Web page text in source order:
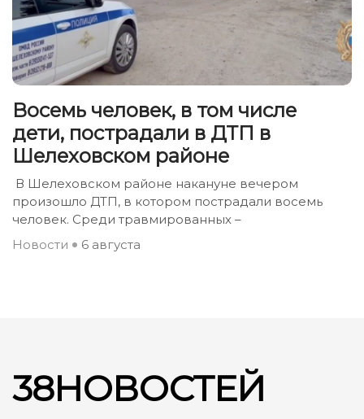
Восемь человек, в том числе
дети, пострадали в ДТП в
Шелеховском районе
В Шелеховском районе накануне вечером
произошло ДТП, в котором пострадали восемь
человек. Среди травмированных –
Новости
6 августа
38НОВОСТЕЙ